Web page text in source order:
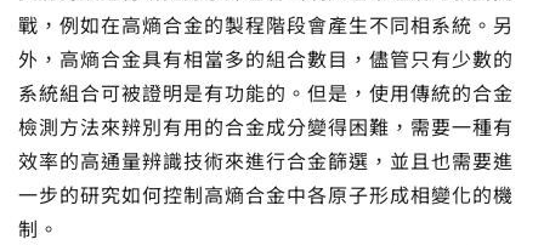
戰，例如在高熵合金的製程階段會產生不同相系統。另
外，高熵合金具有相當多的組合數目，儘管只有少數的
系統組合可被證明是有功能的。但是，使用傳統的合金
檢測方法來辨別有用的合金成分變得困難，需要一種有
效率的高通量辨識技術來進行合金篩選，並且也需要進
一步的研究如何控制高熵合金中各原子形成相變化的機
制。